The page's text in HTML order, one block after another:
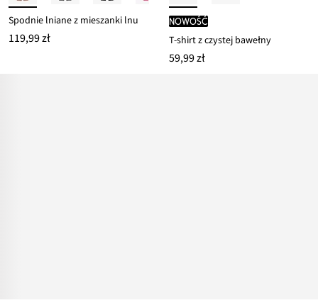
Spodnie lniane z mieszanki lnu
119,99 zł
nowość
T-shirt z czystej bawełny
59,99 zł